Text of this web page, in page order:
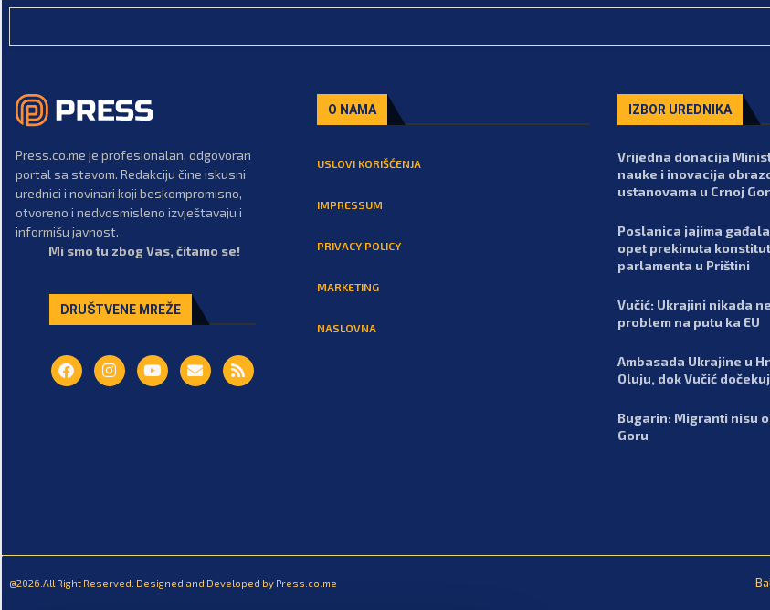
Press.co.me je profesionalan, odgovoran
portal sa stavom. Redakciju čine iskusni
urednici i novinari koji beskompromisno,
otvoreno i nedvosmisleno izvještavaju i
informišu javnost.
Mi smo tu zbog Vas, čitamo se!
DRUŠTVENE MREŽE
O NAMA
USLOVI KORIŠĆENJA
IMPRESSUM
PRIVACY POLICY
MARKETING
NASLOVNA
IZBOR UREDNIKA
Vrijedna donacija
nauke i inovacija
ustanovama u Crnoj
Poslanica jajima
opet prekinuta
parlamenta u Prištini
Vučić: Ukrajini nikada
problem na putu ka EU
Ambasada Ukrajine u
Oluju, dok Vučić
Bugarin: Migranti nisu
Goru
@2026.All Right Reserved. Designed and Developed by Press.co.me